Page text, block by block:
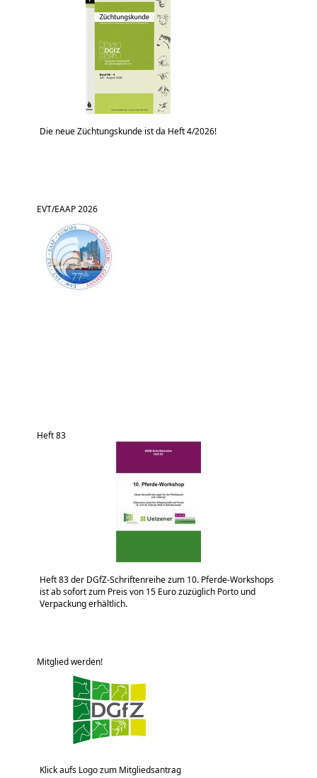
Die neue Züchtungskunde ist da Heft 4/2026!
EVT/EAAP 2026
Heft 83
Heft 83 der DGfZ-Schriftenreihe zum 10. Pferde-Workshops
ist ab sofort zum Preis von 15 Euro zuzüglich Porto und
Verpackung erhältlich.
Mitglied werden!
Klick aufs Logo zum Mitgliedsantrag